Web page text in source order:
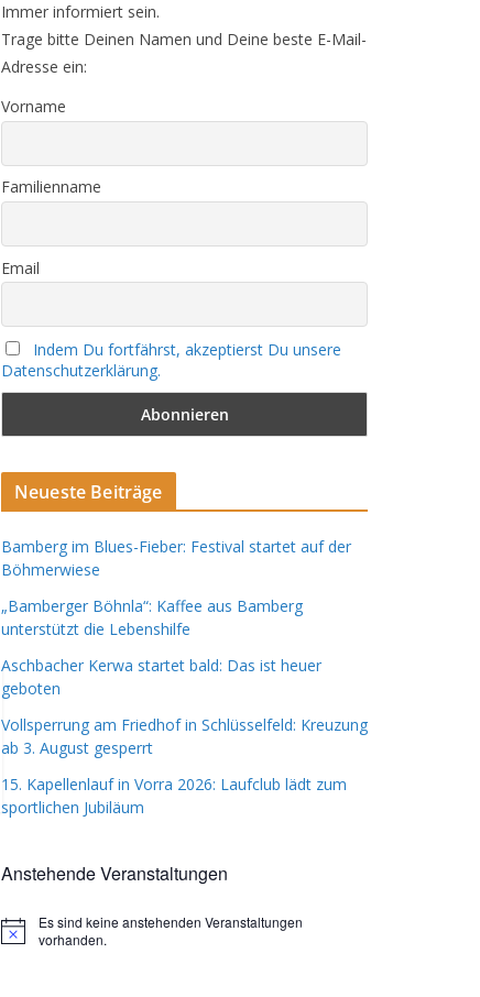
Immer informiert sein.
Trage bitte Deinen Namen und Deine beste E-Mail-
Adresse ein:
Vorname
Familienname
Email
Indem Du fortfährst, akzeptierst Du unsere
Datenschutzerklärung.
Neueste Beiträge
Bamberg im Blues-Fieber: Festival startet auf der
Böhmerwiese
„Bamberger Böhnla“: Kaffee aus Bamberg
unterstützt die Lebenshilfe
Aschbacher Kerwa startet bald: Das ist heuer
geboten
Vollsperrung am Friedhof in Schlüsselfeld: Kreuzung
ab 3. August gesperrt
15. Kapellenlauf in Vorra 2026: Laufclub lädt zum
sportlichen Jubiläum
Anstehende Veranstaltungen
H
Es sind keine anstehenden Veranstaltungen
vorhanden.